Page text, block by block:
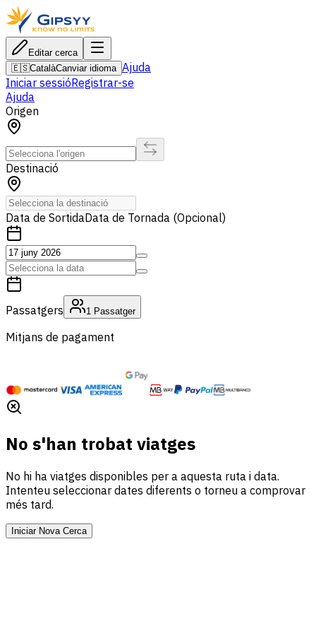
Editar cerca
🇪🇸CatalàCanviar idioma Ajuda
Iniciar sessióRegistrar-se
Ajuda
Origen
Destinació
Data de SortidaData de Tornada (Opcional)
Passatgers 1 Passatger
Mitjans de pagament
No s'han trobat viatges
No hi ha viatges disponibles per a aquesta ruta i data.
Intenteu seleccionar dates diferents o torneu a comprovar
més tard.
Iniciar Nova Cerca